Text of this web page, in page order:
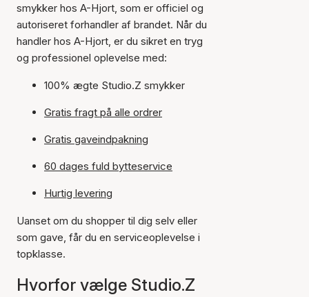
smykker hos A-Hjort, som er officiel og
autoriseret forhandler af brandet. Når du
handler hos A-Hjort, er du sikret en tryg
og professionel oplevelse med:
100% ægte Studio.Z smykker
Gratis fragt på alle ordrer
Gratis gaveindpakning
60 dages fuld bytteservice
Hurtig levering
Uanset om du shopper til dig selv eller
som gave, får du en serviceoplevelse i
topklasse.
Hvorfor vælge Studio.Z